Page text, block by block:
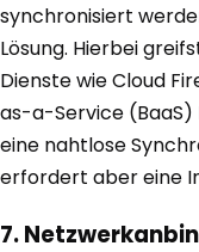
synchronisiert
Lösung. Hierbei
Dienste wie Cloud
as-a-Service
eine nahtlose
erfordert aber eine
7.